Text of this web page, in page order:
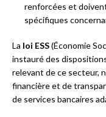
renforcées et
spécifiques
La loi ESS(Économie
instauré des
relevant de ce secteur,
financière et de
de services bancaires